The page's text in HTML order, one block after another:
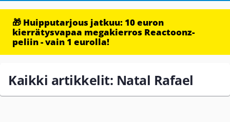
🎁 Huipputarjous jatkuu: 10 euron
kierrätysvapaa megakierros Reactoonz-
peliin - vain 1 eurolla!
Kaikki artikkelit: Natal Rafael